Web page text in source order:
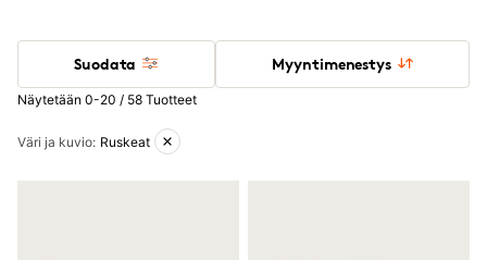
Suodata Myyntimenestys
Näytetään 0-20 / 58 Tuotteet
Aktiiviset suodattimet
Väri ja kuvio: Ruskeat